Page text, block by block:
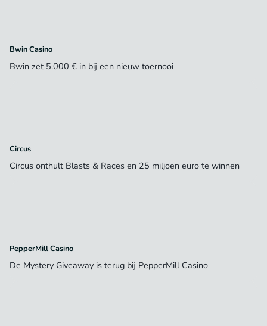
Bwin Casino
Bwin zet 5.000 € in bij een nieuw toernooi
Circus
Circus onthult Blasts & Races en 25 miljoen euro te winnen
PepperMill Casino
De Mystery Giveaway is terug bij PepperMill Casino